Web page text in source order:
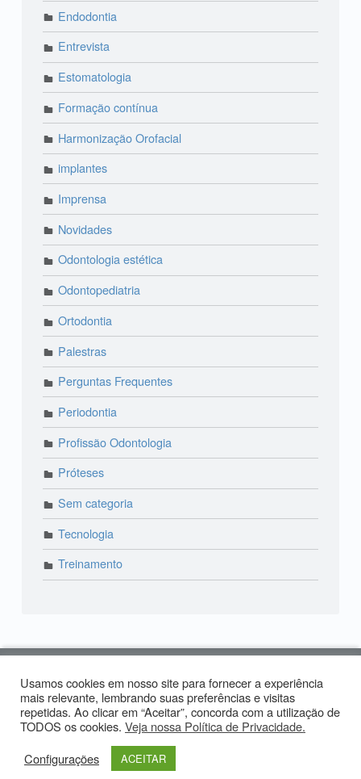
Endodontia
Entrevista
Estomatologia
Formação contínua
Harmonização Orofacial
implantes
Imprensa
Novidades
Odontologia estética
Odontopediatria
Ortodontia
Palestras
Perguntas Frequentes
Periodontia
Profissão Odontologia
Próteses
Sem categoria
Tecnologia
Treinamento
© 2018 Lira Odonto | Paraíso: (11) 3373-4444 | Alto
de Pinheiros: (11) 2574-0958 | Produzido por:Tiago
Carvalho
Facebook LiraOdonto
Instagram LiraOdonto
Site LiraOdonto
Voltar ao topo ↑
Usamos cookies em nosso site para fornecer a experiência
mais relevante, lembrando suas preferências e visitas
repetidas. Ao clicar em “Aceitar”, concorda com a utilização de
TODOS os cookies. Veja nossa Política de Privacidade.
Configurações
ACEITAR